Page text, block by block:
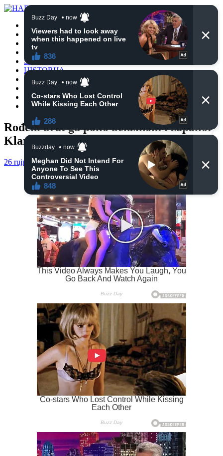
VIJESTI
BIH
TURSKA
SVIJET
HISTORIJA
RELIGIJA
ZANIMLJIVOSTI
CRNA HRONIKA
OBAVIJESTI
Rođeni brat ga polio benzinom i zapalio:
Klanjana dženaza Rusmiru Aljiću
26 rujna, 2024 haberhana POČETNA